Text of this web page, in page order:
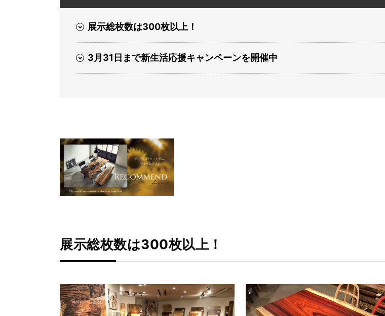
展示総枚数は300枚以上！
3月31日まで新生活応援キャンペーンを開催中
展示総枚数は300枚以上！